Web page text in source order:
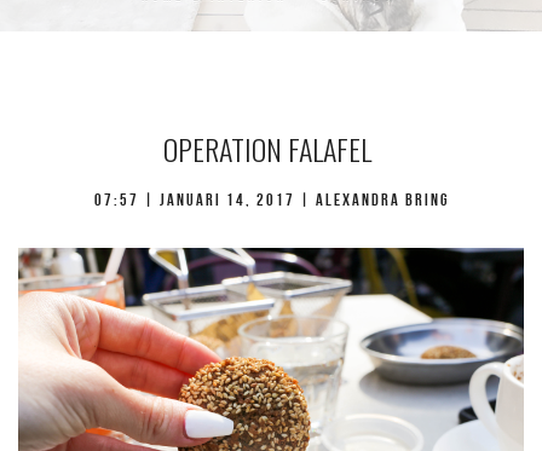
OPERATION FALAFEL
07:57 | januari 14, 2017 | Alexandra Bring